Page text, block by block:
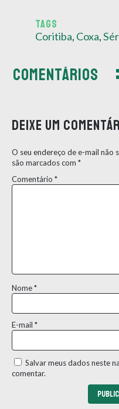
TAGS
Coritiba, Coxa,
COMENTÁRIOS
Deixe um
O seu endereço de e-mail não
são marcados com *
Comentário *
Nome*
E-mail *
Salvar meus dados neste
comentar.